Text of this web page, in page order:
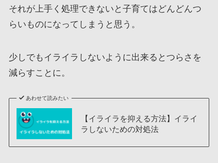
それが上手く処理できないと子育てはどんどんつ
らいものになってしまうと思う。
少しでもイライラしないように出来るとつらさを
減らすことに。
あわせて読みたい
【イライラを抑える方法】イライ
ラしないための対処法